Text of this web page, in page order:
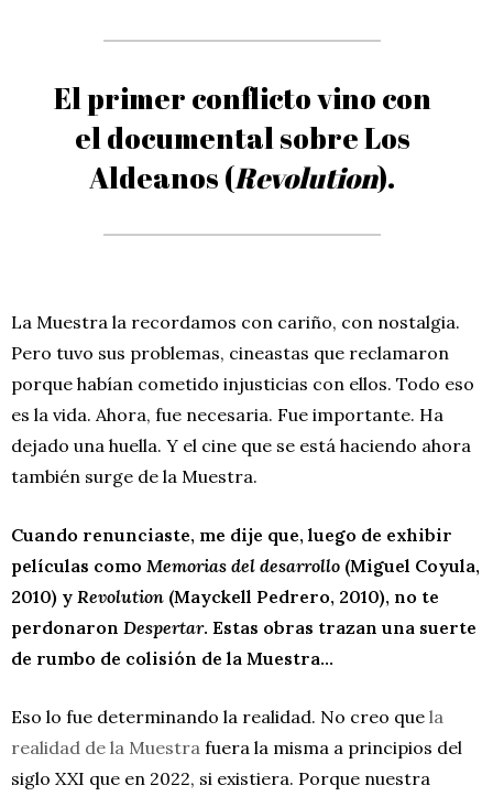
El primer conflicto vino con
el documental sobre Los
Aldeanos (Revolution).
La Muestra la recordamos con cariño, con nostalgia.
Pero tuvo sus problemas, cineastas que reclamaron
porque habían cometido injusticias con ellos. Todo eso
es la vida. Ahora, fue necesaria. Fue importante. Ha
dejado una huella. Y el cine que se está haciendo ahora
también surge de la Muestra.
Cuando renunciaste, me dije que, luego de exhibir
películas como Memorias del desarrollo (Miguel Coyula,
2010) y Revolution (Mayckell Pedrero, 2010), no te
perdonaron Despertar. Estas obras trazan una suerte
de rumbo de colisión de la Muestra…
Eso lo fue determinando la realidad. No creo que la
realidad de la Muestra fuera la misma a principios del
siglo XXI que en 2022, si existiera. Porque nuestra